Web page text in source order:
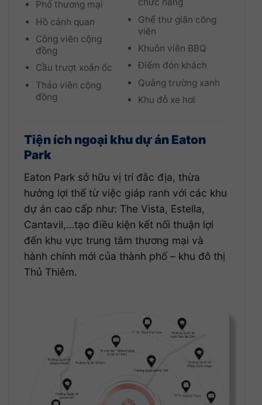
Phố thương mại
Hồ cảnh quan
Công viên cộng
đồng
Cầu trượt xoắn ốc
Thảo viên cộng
đồng
chức năng
Ghế thư giãn công
viên
Khuôn viên BBQ
Điểm đón khách
Quảng trường xanh
Khu đỗ xe hơi
Tiện ích ngoại khu dự án Eaton
Park
Eaton Park sở hữu vị trí đắc địa, thừa
hưởng lợi thế từ việc giáp ranh với các khu
dự án cao cấp như: The Vista, Estella,
Cantavil,…tạo điều kiện kết nối thuận lợi
đến khu vực trung tâm thương mại và
hành chính mới của thành phố – khu đô thị
Thủ Thiêm.